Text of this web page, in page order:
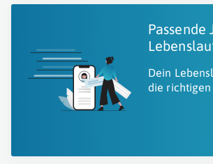
Passende
Dein
die richtigen